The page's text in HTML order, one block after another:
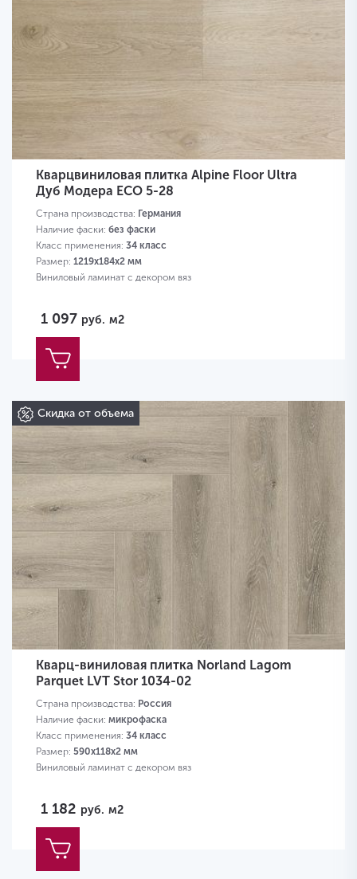
Кварцвиниловая плитка Alpine Floor Ultra
Дуб Модера ЕСО 5-28
Страна производства: Германия
Наличие фаски: без фаски
Класс применения: 34 класс
Размер: 1219х184х2 мм
Виниловый ламинат с декором вяз
1 097 руб. м2
Скидка от объема
Кварц-виниловая плитка Norland Lagom
Parquet LVT Stor 1034-02
Страна производства: Россия
Наличие фаски: микрофаска
Класс применения: 34 класс
Размер: 590х118х2 мм
Виниловый ламинат с декором вяз
1 182 руб. м2